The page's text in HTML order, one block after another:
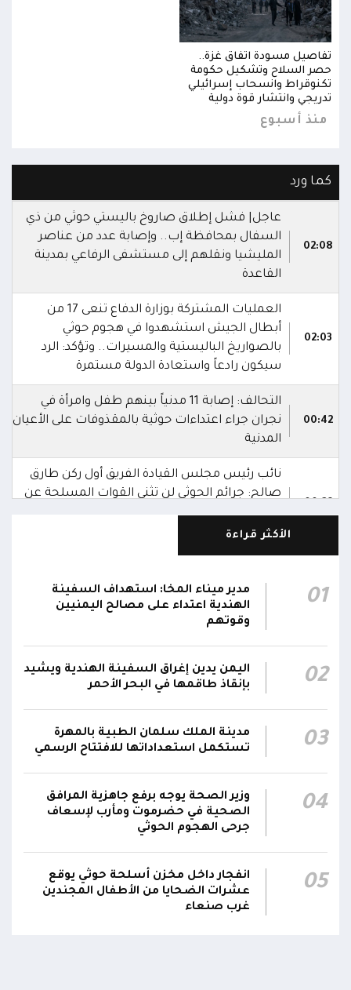
تفاصيل مسودة اتفاق غزة..
حصر السلاح وتشكيل حكومة
تكنوقراط وانسحاب إسرائيلي
تدريجي وانتشار قوة دولية
منذ أسبوع
كما ورد
02:08
عاجل| فشل إطلاق صاروخ باليستي حوثي من ذي
السفال بمحافظة إب.. وإصابة عدد من عناصر
المليشيا ونقلهم إلى مستشفى الرفاعي بمدينة
القاعدة
02:03
العمليات المشتركة بوزارة الدفاع تنعى 17 من
أبطال الجيش استشهدوا في هجوم حوثي
بالصواريخ الباليستية والمسيرات.. وتؤكد: الرد
سيكون رادعاً واستعادة الدولة مستمرة
00:42
التحالف: إصابة 11 مدنياً بينهم طفل وامرأة في
نجران جراء اعتداءات حوثية بالمقذوفات على الأعيان
المدنية
نائب رئيس مجلس القيادة الفريق أول ركن طارق
صالح: جرائم الحوثي لن تثني القوات المسلحة عن
أداء واجبها الوطني واستعادة الدولة وعاصمتها
صنعاء
00:28
صالح يشيد بالروح القتالية العالية لكافة منتسبي
الفرقتين الأولى والثالثة وحسن التعامل مع الموقف
وثبات المقاتلين في مواقعهم
00:26
الفريق أول ركن طارق صالح يعزي في اتصالين
هاتفيين قائدي الفرقتين الأولى والثالثة طوارئ في
استشهاد عدد من الأبطال بالهجوم الحوثي الغادر
اللجنة الأمنية بحضرموت تدين هجوم مليشيا
الحوثي على القوات المسلحة وتؤكد استمرار
والاستقرار
23:05
جدد #المكتب_السياسي تمسكه بمواصلة النضال
واستعادة العاصمة صنعاء وإنهاء الانقلاب
الأكثر قراءة
01
مدير ميناء المخا: استهداف السفينة
الهندية اعتداء على مصالح اليمنيين
وقوتهم
02
اليمن يدين إغراق السفينة الهندية ويشيد
بإنقاذ طاقمها في البحر الأحمر
03
مدينة الملك سلمان الطبية بالمهرة
تستكمل استعداداتها للافتتاح الرسمي
04
وزير الصحة يوجه برفع جاهزية المرافق
الصحية في حضرموت ومأرب لإسعاف
جرحى الهجوم الحوثي
05
انفجار داخل مخزن أسلحة حوثي يوقع
عشرات الضحايا من الأطفال المجندين
غرب صنعاء